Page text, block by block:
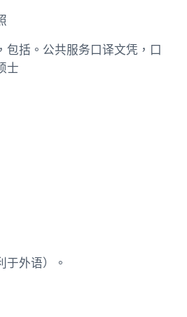
包括。公共服务口译文凭，口
士
于外语）。